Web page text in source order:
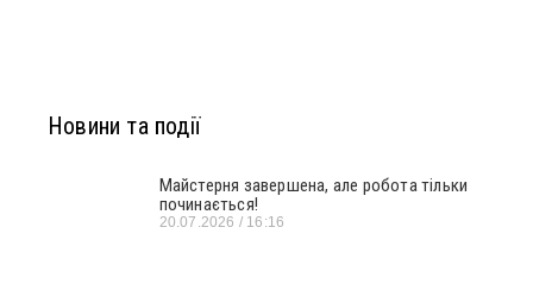
Новини та події
Майстерня завершена, але робота тільки
починається!
20.07.2026 16:16